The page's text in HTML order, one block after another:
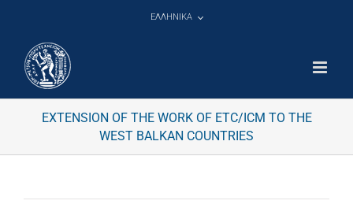
ΕΛΛΗΝΙΚΑ
EXTENSION OF THE WORK OF ETC/ICM TO THE
WEST BALKAN COUNTRIES